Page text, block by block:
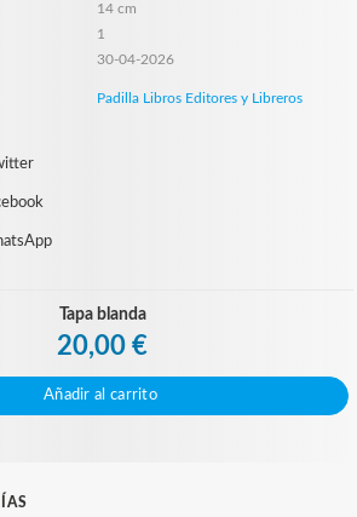
14 cm
1
30-04-2026
Padilla Libros Editores y Libreros
Tapa blanda
20,00 €
Añadir al carrito